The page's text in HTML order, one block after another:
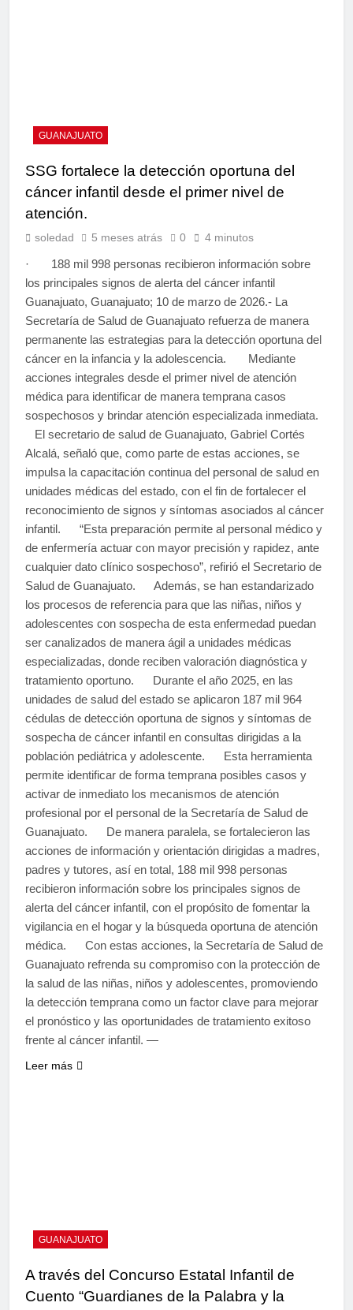
GUANAJUATO
SSG fortalece la detección oportuna del
cáncer infantil desde el primer nivel de
atención.
soledad 5 meses atrás 0 4 minutos
· 188 mil 998 personas recibieron información sobre
los principales signos de alerta del cáncer infantil
Guanajuato, Guanajuato; 10 de marzo de 2026.- La
Secretaría de Salud de Guanajuato refuerza de manera
permanente las estrategias para la detección oportuna del
cáncer en la infancia y la adolescencia. Mediante
acciones integrales desde el primer nivel de atención
médica para identificar de manera temprana casos
sospechosos y brindar atención especializada inmediata.
El secretario de salud de Guanajuato, Gabriel Cortés
Alcalá, señaló que, como parte de estas acciones, se
impulsa la capacitación continua del personal de salud en
unidades médicas del estado, con el fin de fortalecer el
reconocimiento de signos y síntomas asociados al cáncer
infantil. “Esta preparación permite al personal médico y
de enfermería actuar con mayor precisión y rapidez, ante
cualquier dato clínico sospechoso”, refirió el Secretario de
Salud de Guanajuato. Además, se han estandarizado
los procesos de referencia para que las niñas, niños y
adolescentes con sospecha de esta enfermedad puedan
ser canalizados de manera ágil a unidades médicas
especializadas, donde reciben valoración diagnóstica y
tratamiento oportuno. Durante el año 2025, en las
unidades de salud del estado se aplicaron 187 mil 964
cédulas de detección oportuna de signos y síntomas de
sospecha de cáncer infantil en consultas dirigidas a la
población pediátrica y adolescente. Esta herramienta
permite identificar de forma temprana posibles casos y
activar de inmediato los mecanismos de atención
profesional por el personal de la Secretaría de Salud de
Guanajuato. De manera paralela, se fortalecieron las
acciones de información y orientación dirigidas a madres,
padres y tutores, así en total, 188 mil 998 personas
recibieron información sobre los principales signos de
alerta del cáncer infantil, con el propósito de fomentar la
vigilancia en el hogar y la búsqueda oportuna de atención
médica. Con estas acciones, la Secretaría de Salud de
Guanajuato refrenda su compromiso con la protección de
la salud de las niñas, niños y adolescentes, promoviendo
la detección temprana como un factor clave para mejorar
el pronóstico y las oportunidades de tratamiento exitoso
frente al cáncer infantil. —
Leer más
GUANAJUATO
A través del Concurso Estatal Infantil de
Cuento “Guardianes de la Palabra y la